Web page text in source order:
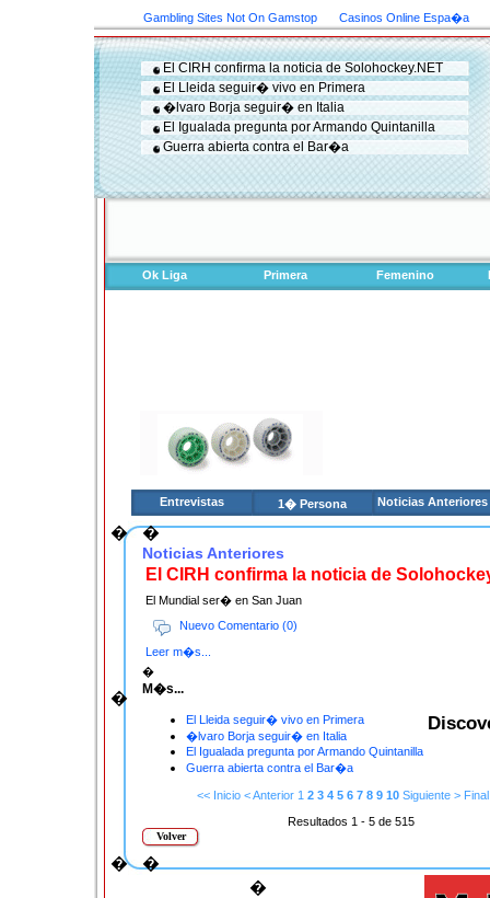
Gambling Sites Not On Gamstop Casinos Online Espa�a
El CIRH confirma la noticia de Solohockey.NET
El Lleida seguir� vivo en Primera
�lvaro Borja seguir� en Italia
El Igualada pregunta por Armando Quintanilla
Guerra abierta contra el Bar�a
Ok Liga Primera Femenino
Entrevistas 1� Persona Noticias Anteriores
� �
�
Noticias Anteriores
El CIRH confirma la noticia de
El Mundial ser� en San Juan
Nuevo Comentario (0)
Leer m�s...
�
M�s...
El Lleida seguir� vivo en Primera
�lvaro Borja seguir� en Italia
El Igualada pregunta por Armando Quintanilla
Guerra abierta contra el Bar�a
<< Inicio < Anterior 1 2 3 4 5 6 7 8 9 10 Siguiente >
Resultados 1 - 5 de 515
Volver
�
�
�